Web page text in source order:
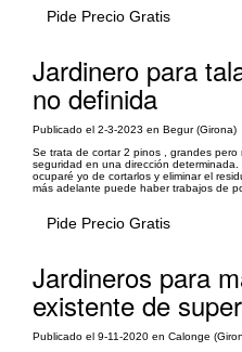
Pide Precio Gratis
Jardinero para
no definida
Publicado el 2-3-2023 en Begur (Girona)
Se trata de cortar 2 pinos , grandes
seguridad en una dirección
ocuparé yo de cortarlos y eliminar el
más adelante puede haber trabajos de
Pide Precio Gratis
Jardineros para
existente de
Publicado el 9-11-2020 en Calonge